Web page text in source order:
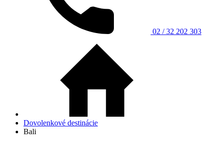
02 / 32 202 303
Dovolenkové destinácie
Bali